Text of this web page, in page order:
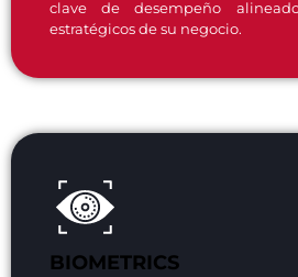
clave de desempeño
estratégicos de su negocio.
BIOMETRICS